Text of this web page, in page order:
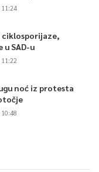
ciklosporijaze,
SAD-u
noć iz protesta